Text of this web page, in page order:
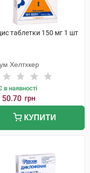
таблетки 150 мг 1 шт
Хелтхкер
в наявності
50.70 грн
КУПИТИ